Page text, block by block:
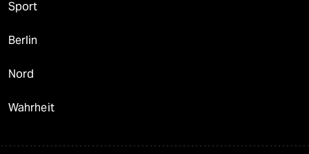
Sport
Berlin
Nord
Wahrheit